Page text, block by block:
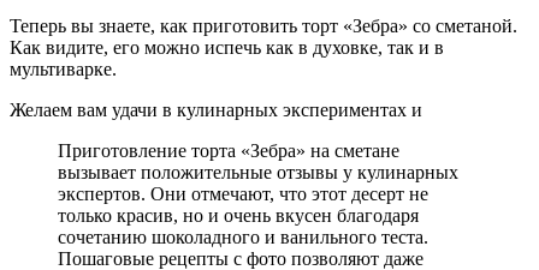
Теперь вы знаете, как приготовить торт «Зебра» со сметаной.
Как видите, его можно испечь как в духовке, так и в
мультиварке.
Желаем вам удачи в кулинарных экспериментах и
Приготовление торта «Зебра» на сметане
вызывает положительные отзывы у кулинарных
экспертов. Они отмечают, что этот десерт не
только красив, но и очень вкусен благодаря
сочетанию шоколадного и ванильного теста.
Пошаговые рецепты с фото позволяют даже